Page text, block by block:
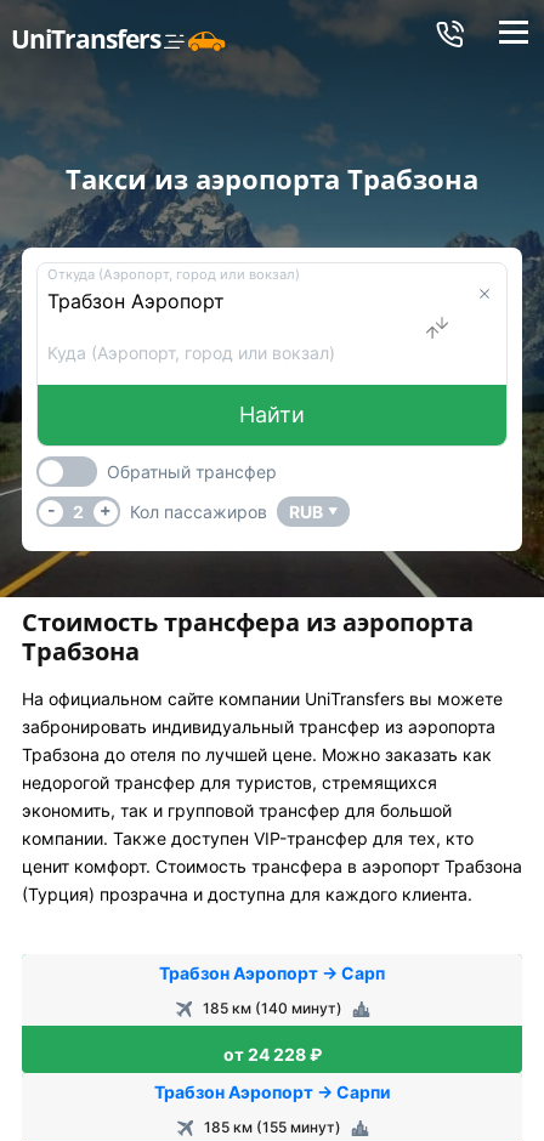
UniTransfers Меню
Такси из аэропорта Трабзона
Откуда (Аэропорт, город или вокзал)
Куда (Аэропорт, город или вокзал)
Найти
Обратный трансфер
-
2 + Кол пассажиров RUB ▼
Стоимость трансфера из аэропорта
Трабзона
На официальном сайте компании UniTransfers вы можете
забронировать индивидуальный трансфер из аэропорта
Трабзона до отеля по лучшей цене. Можно заказать как
недорогой трансфер для туристов, стремящихся
экономить, так и групповой трансфер для большой
компании. Также доступен VIP-трансфер для тех, кто
ценит комфорт. Стоимость трансфера в аэропорт Трабзона
(Турция) прозрачна и доступна для каждого клиента.
Трабзон Аэропорт → Сарп
185 км (140 минут)
от 24 228 ₽
Трабзон Аэропорт → Сарпи
185 км (155 минут)